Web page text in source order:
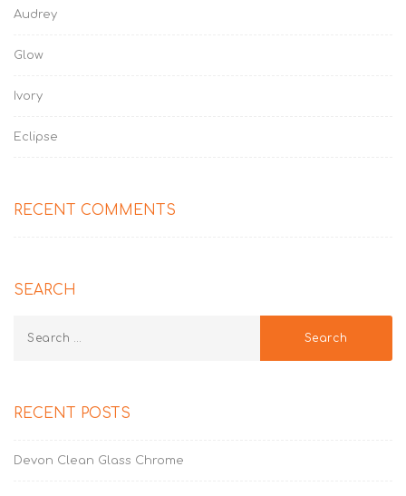
Audrey
Glow
Ivory
Eclipse
RECENT COMMENTS
SEARCH
RECENT POSTS
Devon Clean Glass Chrome